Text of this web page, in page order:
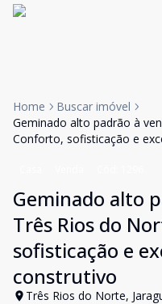
Home
Buscar imóvel
Geminado alto padrão à
Conforto, sofisticação e
Geminado alto
Três Rios do
sofisticação e
construtivo
Três Rios do Norte,